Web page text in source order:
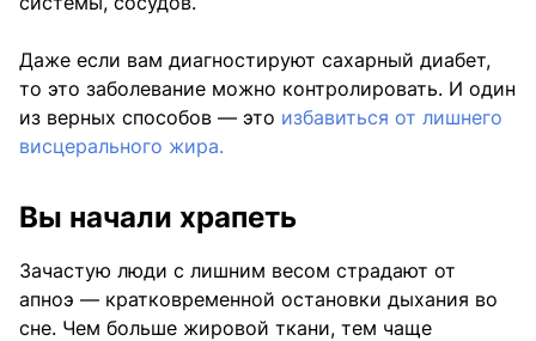
Даже если вам диагностируют сахарный диабет,
то это заболевание можно контролировать. И один
из верных способов — это избавиться от лишнего
висцерального жира.
Вы начали храпеть
Зачастую люди с лишним весом страдают от
апноэ — кратковременной остановки дыхания во
сне. Чем больше жировой ткани, тем чаще